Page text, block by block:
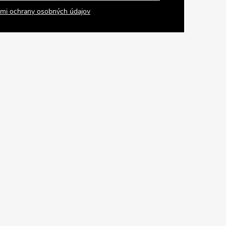
ochrany osobných údajov